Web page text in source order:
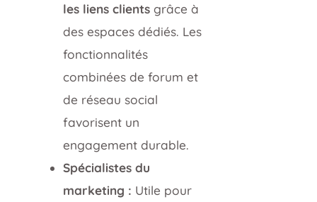
les liens clients grâce à
des espaces dédiés. Les
fonctionnalités
combinées de forum et
de réseau social
favorisent un
engagement durable.
Spécialistes du
marketing : Utile pour